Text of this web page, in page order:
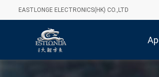
EASTLONGE ELECTRONICS(HK) CO.,LTD